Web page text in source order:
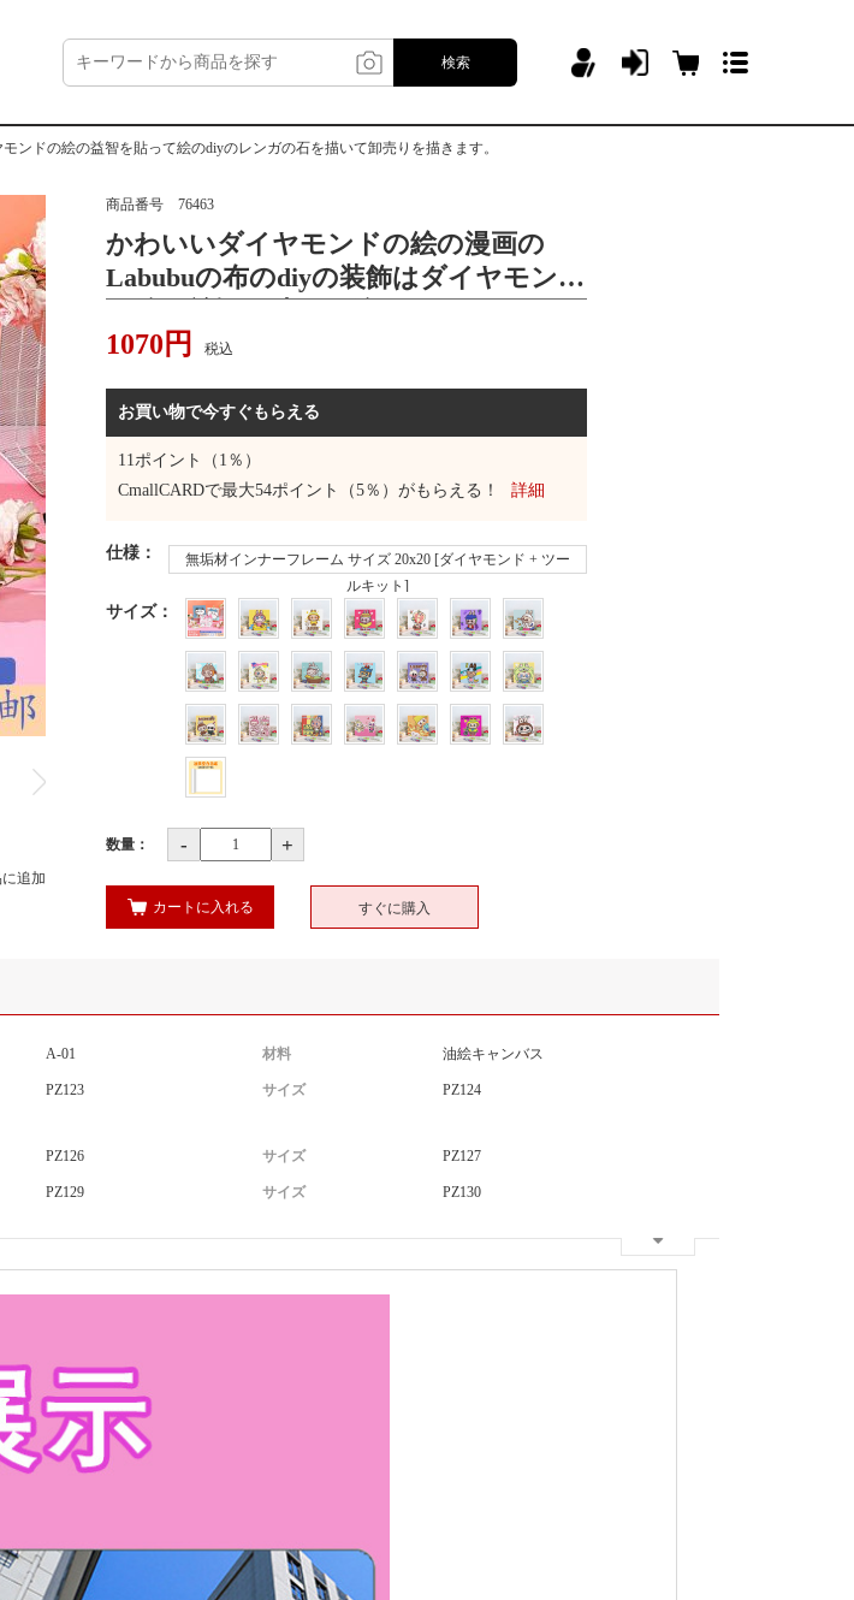
検索
ンドの絵の益智を貼って絵のdiyのレンガの石を描いて卸売りを描きます。
追加
商品番号 76463
かわいいダイヤモンドの絵の漫画の
Labubuの布のdiyの装飾はダイヤモンド
石を描いて卸売りを描きます。
1070 円 税込
お買い物で今すぐもらえる
11ポイント（1％）
CmallCARDで最大54ポイント（5％）がもらえる！ 詳細
仕様 ：
無垢材インナーフレーム サイズ 20x20 [ダイヤモンド + ツー
ルキット]
サイズ：
数量： - +
カートに入れる すぐに購入
A-01 材料 油絵キャンバス
PZ123 サイズ PZ124
PZ126 サイズ PZ127
PZ129 サイズ PZ130